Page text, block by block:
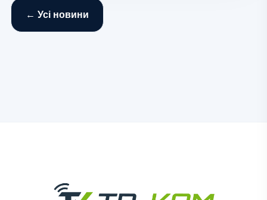
← Усі новини